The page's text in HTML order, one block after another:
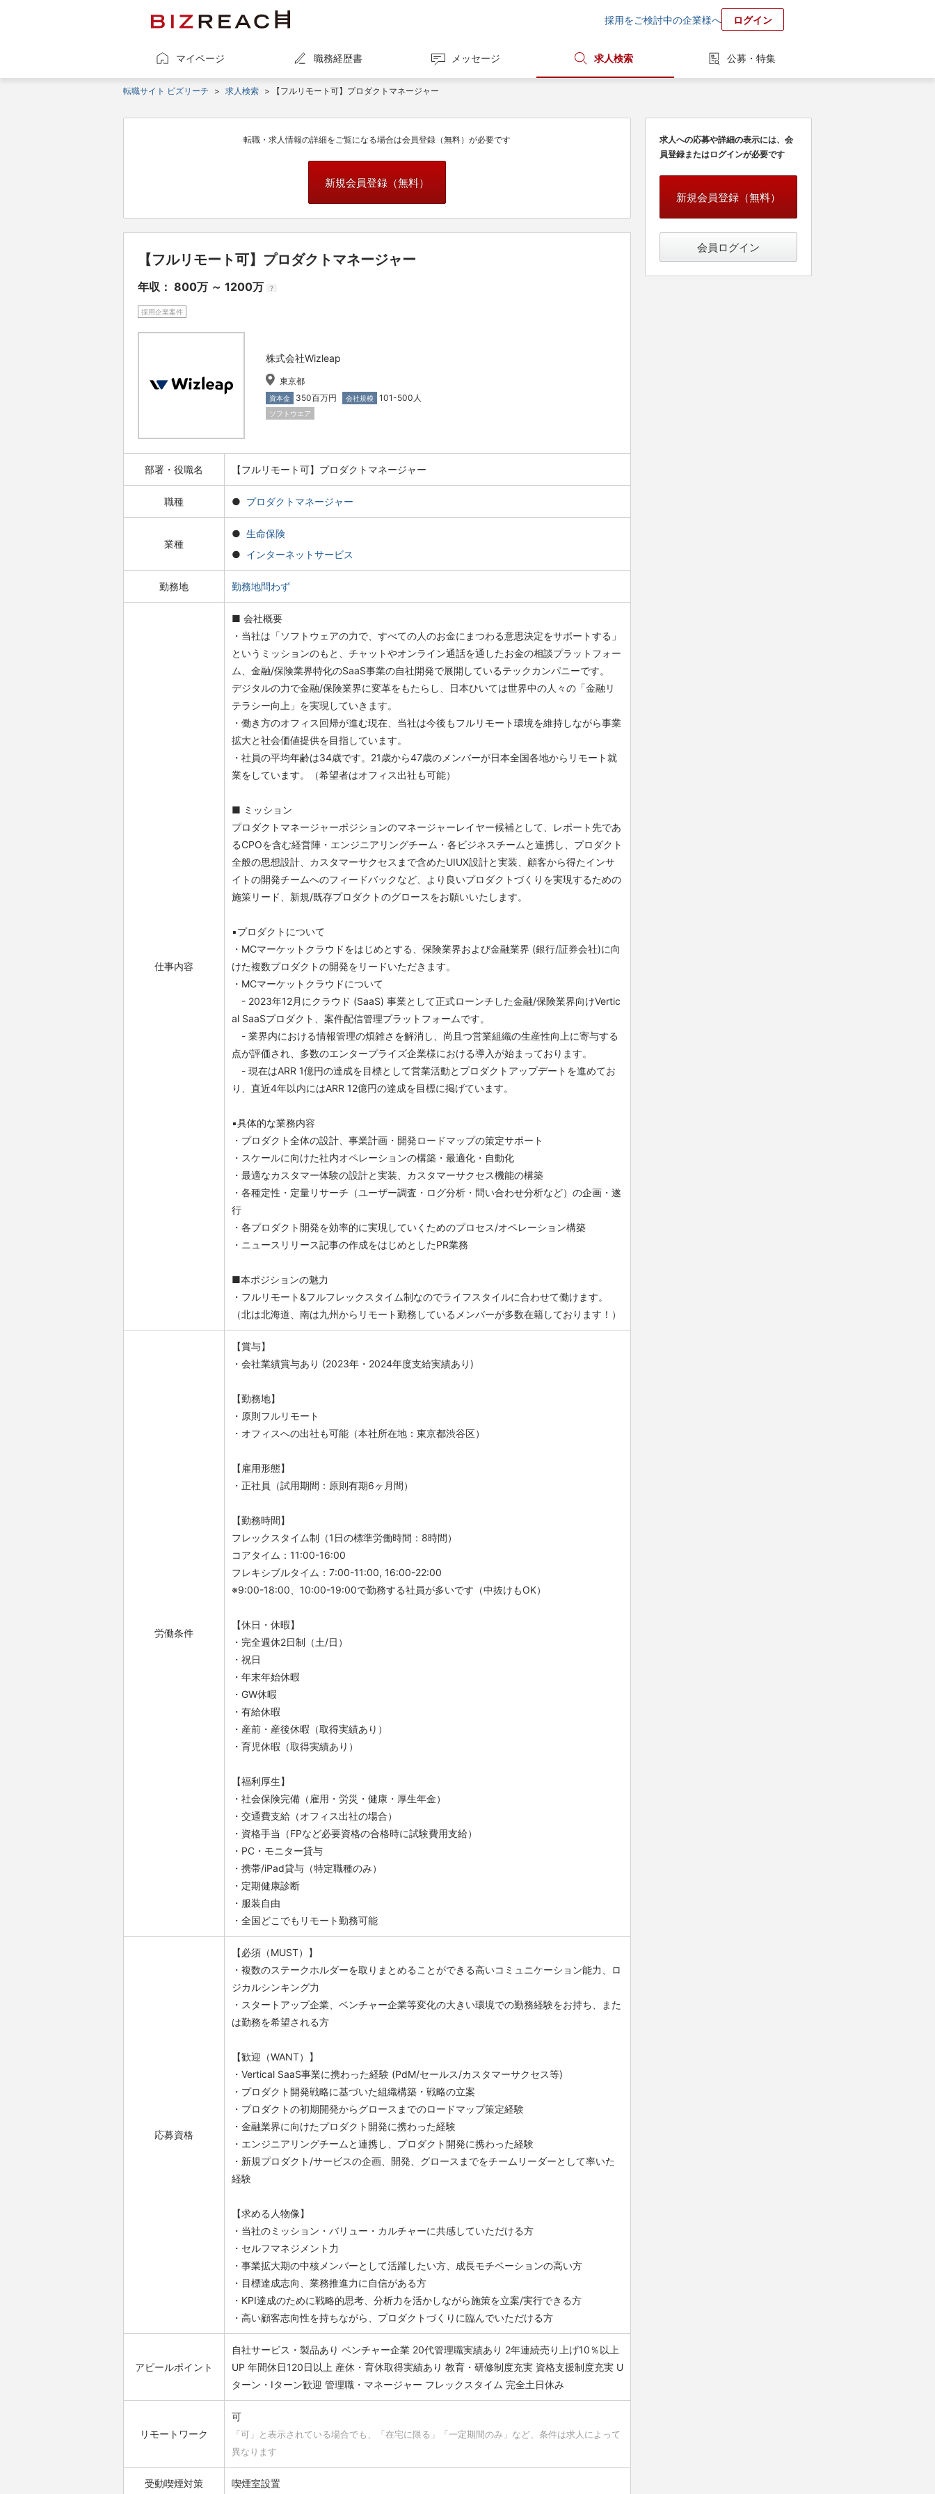
採用をご検討中の企業様へ ログイン
マイページ 職務経歴書 メッセージ 求人検索 公募・特集
転職サイト ビズリーチ > 求人検索 > 【フルリモート可】プロダクトマネージャー
転職・求人情報の詳細をご覧になる場合は会員登録（無料）が必要です
新規会員登録（無料）
【フルリモート可】プロダクトマネージャー
年収： 800万 ～ 1200万 ?
採用企業案件
株式会社Wizleap
東京都
資本金 350百万円 会社規模 101-500人
ソフトウエア
部署・役職名 【フルリモート可】プロダクトマネージャー
職種 プロダクトマネージャー
業種
生命保険
インターネットサービス
勤務地 勤務地問わず
仕事内容
■ 会社概要
・当社は「ソフトウェアの力で、すべての人のお金にまつわる意思決定をサポートする」
というミッションのもと、チャットやオンライン通話を通したお金の相談プラットフォー
ム、金融/保険業界特化のSaaS事業の自社開発で展開しているテックカンパニーです。
デジタルの力で金融/保険業界に変革をもたらし、日本ひいては世界中の人々の「金融リ
テラシー向上」を実現していきます。
・働き方のオフィス回帰が進む現在、当社は今後もフルリモート環境を維持しながら事業
拡大と社会価値提供を目指しています。
・社員の平均年齢は34歳です。21歳から47歳のメンバーが日本全国各地からリモート就
業をしています。（希望者はオフィス出社も可能）
■ ミッション
プロダクトマネージャーポジションのマネージャーレイヤー候補として、レポート先であ
るCPOを含む経営陣・エンジニアリングチーム・各ビジネスチームと連携し、プロダクト
全般の思想設計、カスタマーサクセスまで含めたUIUX設計と実装、顧客から得たインサ
イトの開発チームへのフィードバックなど、より良いプロダクトづくりを実現するための
施策リード、新規/既存プロダクトのグロースをお願いいたします。
▪️プロダクトについて
・MCマーケットクラウドをはじめとする、保険業界および金融業界 (銀行/証券会社)に向
けた複数プロダクトの開発をリードいただきます。
・MCマーケットクラウドについて
- 2023年12月にクラウド (SaaS) 事業として正式ローンチした金融/保険業界向けVertic
al SaaSプロダクト、案件配信管理プラットフォームです。
- 業界内における情報管理の煩雑さを解消し、尚且つ営業組織の生産性向上に寄与する
点が評価され、多数のエンタープライズ企業様における導入が始まっております。
- 現在はARR 1億円の達成を目標として営業活動とプロダクトアップデートを進めてお
り、直近4年以内にはARR 12億円の達成を目標に掲げています。
▪️具体的な業務内容
・プロダクト全体の設計、事業計画・開発ロードマップの策定サポート
・スケールに向けた社内オペレーションの構築・最適化・自動化
・最適なカスタマー体験の設計と実装、カスタマーサクセス機能の構築
・各種定性・定量リサーチ（ユーザー調査・ログ分析・問い合わせ分析など）の企画・遂
行
・各プロダクト開発を効率的に実現していくためのプロセス/オペレーション構築
・ニュースリリース記事の作成をはじめとしたPR業務
■本ポジションの魅力
・フルリモート&フルフレックスタイム制なのでライフスタイルに合わせて働けます。
（北は北海道、南は九州からリモート勤務しているメンバーが多数在籍しております！）
労働条件
【賞与】
・会社業績賞与あり (2023年・2024年度支給実績あり)
【勤務地】
・原則フルリモート
・オフィスへの出社も可能（本社所在地：東京都渋谷区）
【雇用形態】
・正社員（試用期間：原則有期6ヶ月間）
【勤務時間】
フレックスタイム制（1日の標準労働時間：8時間）
コアタイム：11:00-16:00
フレキシブルタイム：7:00-11:00, 16:00-22:00
※9:00-18:00、10:00-19:00で勤務する社員が多いです（中抜けもOK）
【休日・休暇】
・完全週休2日制（土/日）
・祝日
・年末年始休暇
・GW休暇
・有給休暇
・産前・産後休暇（取得実績あり）
・育児休暇（取得実績あり）
【福利厚生】
・社会保険完備（雇用・労災・健康・厚生年金）
・交通費支給（オフィス出社の場合）
・資格手当（FPなど必要資格の合格時に試験費用支給）
・PC・モニター貸与
・携帯/iPad貸与（特定職種のみ）
・定期健康診断
・服装自由
・全国どこでもリモート勤務可能
応募資格
【必須（MUST）】
・複数のステークホルダーを取りまとめることができる高いコミュニケーション能力、ロ
ジカルシンキング力
・スタートアップ企業、ベンチャー企業等変化の大きい環境での勤務経験をお持ち、また
は勤務を希望される方
【歓迎（WANT）】
・Vertical SaaS事業に携わった経験 (PdM/セールス/カスタマーサクセス等)
・プロダクト開発戦略に基づいた組織構築・戦略の立案
・プロダクトの初期開発からグロースまでのロードマップ策定経験
・金融業界に向けたプロダクト開発に携わった経験
・エンジニアリングチームと連携し、プロダクト開発に携わった経験
・新規プロダクト/サービスの企画、開発、グロースまでをチームリーダーとして率いた
経験
【求める人物像】
・当社のミッション・バリュー・カルチャーに共感していただける方
・セルフマネジメント力
・事業拡大期の中核メンバーとして活躍したい方、成長モチベーションの高い方
・目標達成志向、業務推進力に自信がある方
・KPI達成のために戦略的思考、分析力を活かしながら施策を立案/実行できる方
・高い顧客志向性を持ちながら、プロダクトづくりに臨んでいただける方
アピールポイント
自社サービス・製品あり ベンチャー企業 20代管理職実績あり 2年連続売り上げ10％以上
UP 年間休日120日以上 産休・育休取得実績あり 教育・研修制度充実 資格支援制度充実 U
ターン・Iターン歓迎 管理職・マネージャー フレックスタイム 完全土日休み
リモートワーク
可
「可」と表示されている場合でも、「在宅に限る」「一定期間のみ」など、条件は求人によって
異なります
受動喫煙対策 喫煙室設置
求人への応募や詳細の表示には、会
員登録またはログインが必要です
新規会員登録（無料）
会員ログイン